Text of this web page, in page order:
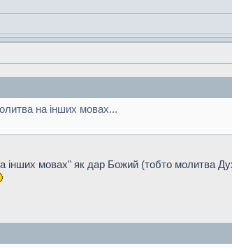
на інших мовах...
мовах" як дар Божий (тобто молитва